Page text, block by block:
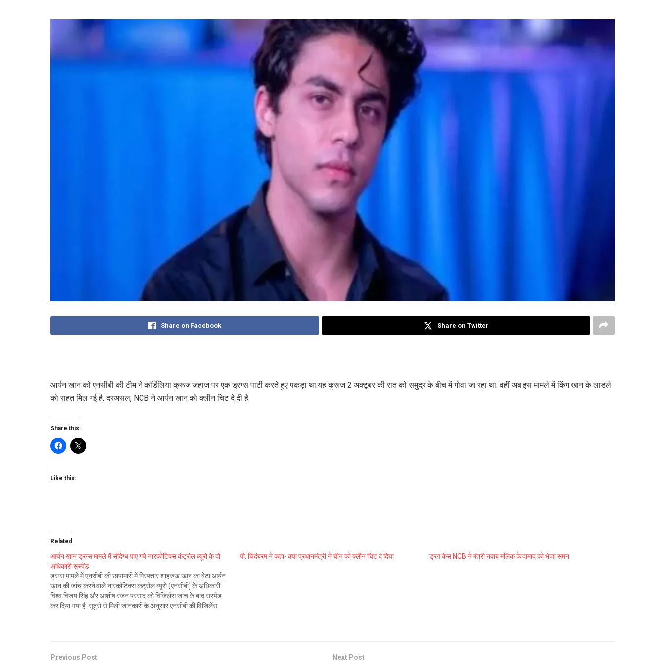
Share on Facebook Share on Twitter
आर्यन खान को एनसीबी की टीम ने कॉर्डेलिया क्रूज जहाज पर एक ड्रग्स पार्टी करते हुए पकड़ा था.यह क्रूज 2 अक्टूबर की रात को समुद्र के बीच में गोवा जा रहा था. वहीं अब इस मामले में किंग खान के लाडले
को राहत मिल गई है. दरअसल, NCB ने आर्यन खान को क्लीन चिट दे दी है.
Share this:
Like this:
Related
आर्यन खान ड्रग्स मामले में संदिग्ध पाए गये नारकोटिक्स कंट्रोल ब्यूरो के दो
अधिकारी सस्पेंड
ड्रग्स मामले में एनसीबी की छापामारी में गिरफ्तार शाहरुख़ खान का बेटा आर्यन
खान की जांच करने वाले नारकोटिक्स कंट्रोल ब्यूरो (एनसीबी) के अधिकारी
विश्व विजय सिंह और आशीष रंजन प्रसाद को विजिलेंस जांच के बाद सस्पेंड
कर दिया गया है. सूत्रों से मिली जानकारी के अनुसार एनसीबी की विजिलेंस…
पी. चिदंबरम ने कहा- क्या प्रधानमंत्री ने चीन को क्लीन चिट दे दिया ड्रग केस:NCB ने मंत्री नवाब मलिक के दामाद को भेजा समन
Previous Post Next Post